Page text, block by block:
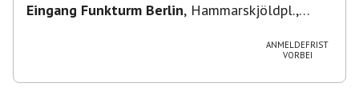
Eingang Funkturm Berlin, Hammarskjöldpl.,
ANMELDEFRIST
VORBEI